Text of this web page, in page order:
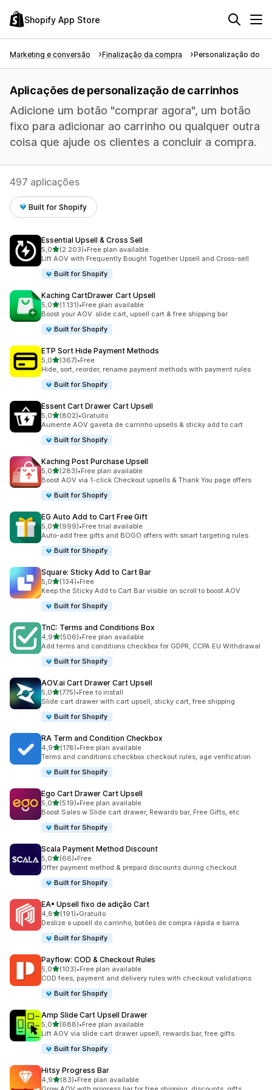
Shopify App Store
Marketing e conversão Finalização da compra Personalização do
Aplicações de personalização de carrinhos
Adicione um botão "comprar agora", um botão
fixo para adicionar ao carrinho ou qualquer outra
coisa que ajude os clientes a concluir a compra.
497 aplicações
Built for Shopify
Essential Upsell & Cross Sell
5,0de 5 estrelas
(2.203)
2203 total de avaliações
•Free plan available
Lift AOV with Frequently Bought Together Upsell and Cross-sell
Built for Shopify
Kaching CartDrawer Cart Upsell
5,0de 5 estrelas
(1.131)
1131 total de avaliações
•Free plan available
Boost your AOV: slide cart, upsell cart & free shipping bar
Built for Shopify
ETP Sort Hide Payment Methods
5,0de 5 estrelas
(367)
367 total de avaliações
•Free
Hide, sort, reorder, rename payment methods with payment rules
Built for Shopify
Essent Cart Drawer Cart Upsell
5,0de 5 estrelas
(802)
802 total de avaliações
•Gratuito
Aumente AOV gaveta de carrinho upsells & sticky add to cart
Built for Shopify
Kaching Post Purchase Upsell
5,0de 5 estrelas
(283)
283 total de avaliações
•Free plan available
Boost AOV via 1-click Checkout upsells & Thank You page offers
Built for Shopify
EG Auto Add to Cart Free Gift
5,0de 5 estrelas
(999)
999 total de avaliações
•Free trial available
Auto-add free gifts and BOGO offers with smart targeting rules
Built for Shopify
Square: Sticky Add to Cart Bar
5,0de 5 estrelas
(134)
134 total de avaliações
•Free
Keep the Sticky Add to Cart Bar visible on scroll to boost AOV
Built for Shopify
TnC: Terms and Conditions Box
4,9de 5 estrelas
(506)
506 total de avaliações
•Free plan available
Add terms and conditions checkbox for GDPR, CCPA EU Withdrawal
Built for Shopify
AOV.ai Cart Drawer Cart Upsell
5,0de 5 estrelas
(775)
775 total de avaliações
•Free to install
Slide cart drawer with cart upsell, sticky cart, free shipping
Built for Shopify
RA Term and Condition Checkbox
4,9de 5 estrelas
(178)
178 total de avaliações
•Free plan available
Terms and conditions checkbox checkout rules, age verification
Built for Shopify
Ego Cart Drawer Cart Upsell
5,0de 5 estrelas
(519)
519 total de avaliações
•Free plan available
Boost Sales w Slide cart drawer, Rewards bar, Free Gifts, etc
Built for Shopify
Scala Payment Method Discount
5,0de 5 estrelas
(66)
66 total de avaliações
•Free
Offer payment method & prepaid discounts during checkout
Built for Shopify
EA• Upsell fixo de adição Cart
4,8de 5 estrelas
(191)
191 total de avaliações
•Gratuito
Deslize o upsell do carrinho, botões de compra rápida e barra
Built for Shopify
Payflow: COD & Checkout Rules
5,0de 5 estrelas
(103)
103 total de avaliações
•Free plan available
COD fees, payment and delivery rules with checkout validations
Built for Shopify
Amp Slide Cart Upsell Drawer
5,0de 5 estrelas
(688)
688 total de avaliações
•Free plan available
Lift AOV via slide cart drawer upsell, rewards bar, free gifts
Built for Shopify
Hitsy Progress Bar
4,9de 5 estrelas
(83)
83 total de avaliações
•Free plan available